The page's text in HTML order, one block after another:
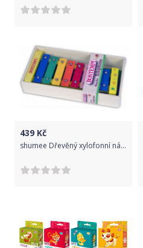
439 Kč
shumee Dřevěný xylofonní nástroj